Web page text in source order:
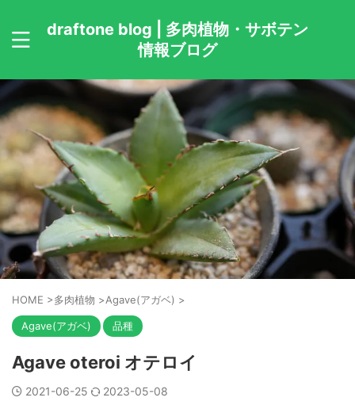
draftone blog | 多肉植物・サボテン
情報ブログ
HOME >多肉植物 >Agave(アガベ) >
Agave(アガベ) 品種
Agave oteroi オテロイ
2021-06-25 2023-05-08